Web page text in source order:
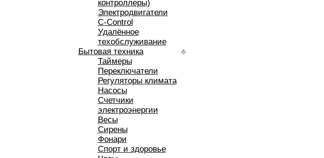
контроллеры)
Электродвигатели
C-Control
Удалённое
техобслуживание
Бытовая техника
Таймеры
Переключатели
Регуляторы климата
Насосы
Счетчики
электроэнергии
Весы
Сирены
Фонари
Спорт и здоровье